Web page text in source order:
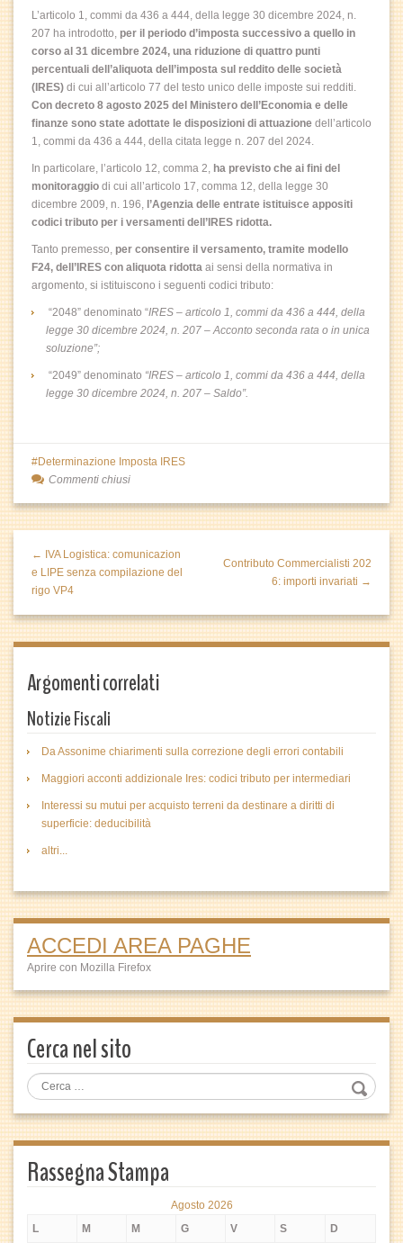
L’articolo 1, commi da 436 a 444, della legge 30 dicembre 2024, n.
207 ha introdotto, per il periodo d’imposta successivo a quello in
corso al 31 dicembre 2024, una riduzione di quattro punti
percentuali dell’aliquota dell’imposta sul reddito delle società
(IRES) di cui all’articolo 77 del testo unico delle imposte sui redditi.
Con decreto 8 agosto 2025 del Ministero dell’Economia e delle
finanze sono state adottate le disposizioni di attuazione dell’articolo
1, commi da 436 a 444, della citata legge n. 207 del 2024.
In particolare, l’articolo 12, comma 2, ha previsto che ai fini del
monitoraggio di cui all’articolo 17, comma 12, della legge 30
dicembre 2009, n. 196, l’Agenzia delle entrate istituisce appositi
codici tributo per i versamenti dell’IRES ridotta.
Tanto premesso, per consentire il versamento, tramite modello
F24, dell’IRES con aliquota ridotta ai sensi della normativa in
argomento, si istituiscono i seguenti codici tributo:
“2048” denominato “IRES – articolo 1, commi da 436 a 444, della
legge 30 dicembre 2024, n. 207 – Acconto seconda rata o in unica
soluzione”;
“2049” denominato “IRES – articolo 1, commi da 436 a 444, della
legge 30 dicembre 2024, n. 207 – Saldo”.
Determinazione Imposta IRES
Commenti chiusi
← IVA Logistica: comunicazion
e LIPE senza compilazione del
rigo VP4
Contributo Commercialisti 202
6: importi invariati →
Argomenti correlati
Notizie Fiscali
Da Assonime chiarimenti sulla correzione degli errori contabili
Maggiori acconti addizionale Ires: codici tributo per intermediari
Interessi su mutui per acquisto terreni da destinare a diritti di
superficie: deducibilità
altri...
ACCEDI AREA PAGHE
Aprire con Mozilla Firefox
Cerca nel sito
Rassegna Stampa
Agosto 2026
L
M M G V S D